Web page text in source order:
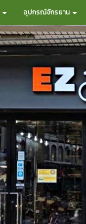
อุปกรณ์จักรยาน